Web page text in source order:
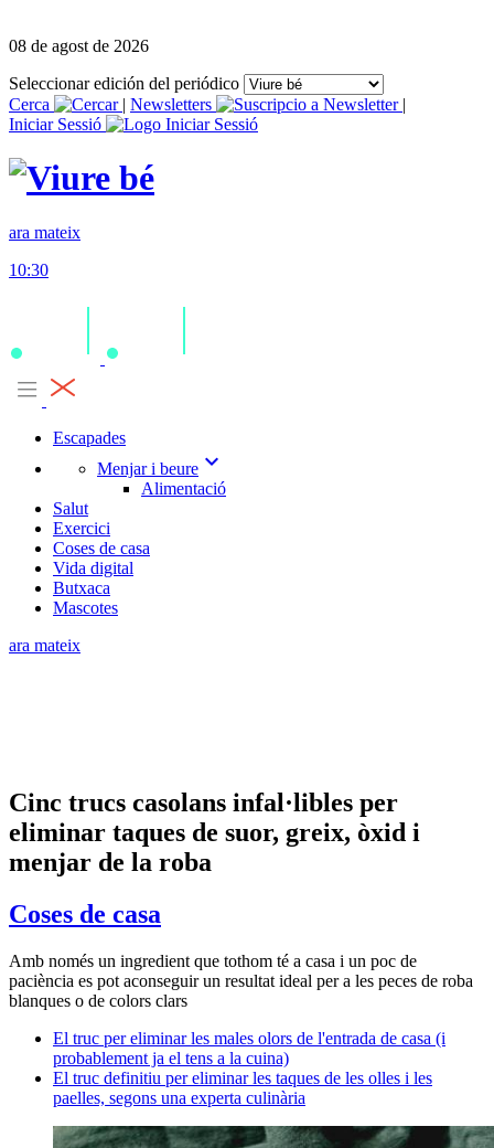
08 de agost de 2026
Seleccionar edición del periódico
Cerca
| Newsletters
|
Iniciar Sessió
ara mateix
10:30
Escapades
Menjar i beure expand_more
Alimentació
Salut
Exercici
Coses de casa
Vida digital
Butxaca
Mascotes
ara mateix
Cinc trucs casolans infal·libles per
eliminar taques de suor, greix, òxid i
menjar de la roba
Coses de casa
Amb només un ingredient que tothom té a casa i un poc de
paciència es pot aconseguir un resultat ideal per a les peces de roba
blanques o de colors clars
El truc per eliminar les males olors de l'entrada de casa (i
probablement ja el tens a la cuina)
El truc definitiu per eliminar les taques de les olles i les
paelles, segons una experta culinària